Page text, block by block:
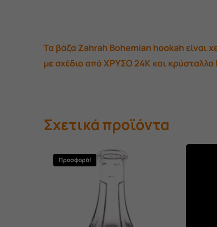
Τα βάζα Zahrah Bohemian hookah είναι
με σχέδιο από ΧΡΥΣΟ 24Κ και κρύσταλλο
Σχετικά προϊόντα
Προσφορά!